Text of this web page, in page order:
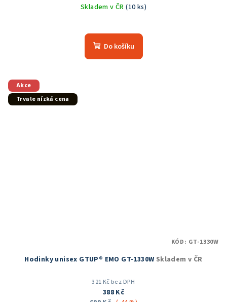
Skladem v ČR(10 ks)
Do košíku
Akce
Trvale nízká cena
Hodinky unisex GTUP® EMO GT-1330W Skladem v ČR
321 Kč bez DPH
388 Kč
KÓD: GT-1330W